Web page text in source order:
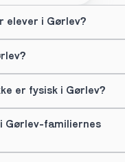
elever i Gørlev?
er fysisk i Gørlev?
Gørlev-familiernes